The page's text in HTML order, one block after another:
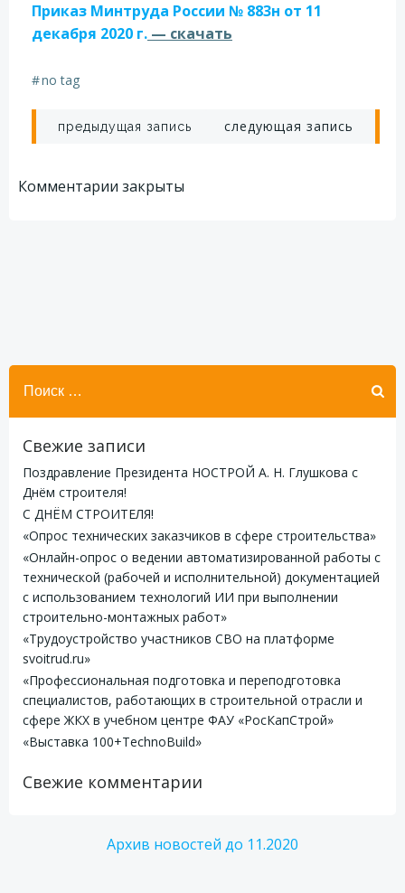
Приказ Минтруда России № 883н от 11
декабря 2020 г. — скачать
#no tag
Навигация
по
предыдущая запись
Навигация
следующая запись
Комментарии закрыты
Найти:
Свежие записи
Поздравление Президента НОСТРОЙ А. Н. Глушкова с
Днём строителя!
С ДНЁМ СТРОИТЕЛЯ!
«Опрос технических заказчиков в сфере строительства»
«Онлайн-опрос о ведении автоматизированной работы с
технической (рабочей и исполнительной) документацией
с использованием технологий ИИ при выполнении
строительно-монтажных работ»
«Трудоустройство участников СВО на платформе
svoitrud.ru»
«Профессиональная подготовка и переподготовка
специалистов, работающих в строительной отрасли и
сфере ЖКХ в учебном центре ФАУ «РосКапСтрой»
«Выставка 100+TechnoBuild»
Свежие комментарии
Архив новостей до 11.2020